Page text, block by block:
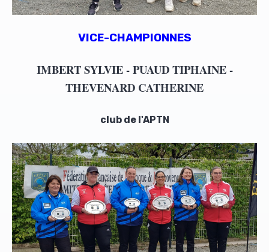
VICE-CHAMPIONNES
IMBERT SYLVIE - PUAUD TIPHAINE -
THEVENARD CATHERINE
club de l'APTN